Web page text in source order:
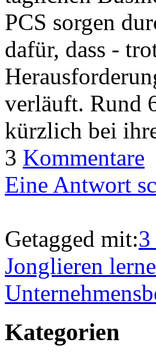
PCS sorgen
dafür, dass -
verläuft. Rund
kürzlich bei
3 Kommentare
Eine Antwort
Getagged mit:
Jonglieren
Kategorien